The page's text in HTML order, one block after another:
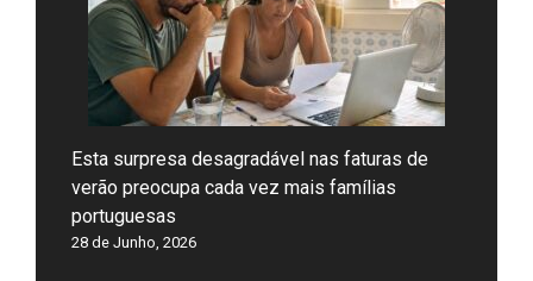
Esta surpresa desagradável nas faturas de
verão preocupa cada vez mais famílias
portuguesas
28 de Junho, 2026